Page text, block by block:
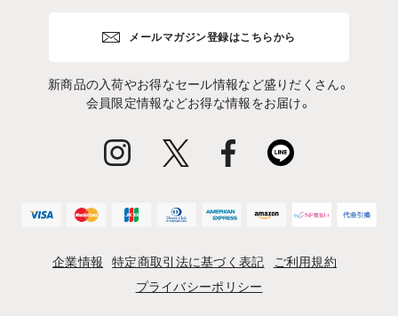
メールマガジン登録はこちらから
新商品の入荷やお得なセール情報など盛りだくさん。
会員限定情報などお得な情報をお届け。
企業情報 特定商取引法に基づく表記
ご利用規約
プライバシーポリシー